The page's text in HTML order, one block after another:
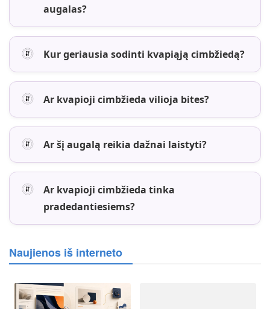
augalas?
Kur geriausia sodinti kvapiąją cimbžiedą?
Ar kvapioji cimbžieda vilioja bites?
Ar šį augalą reikia dažnai laistyti?
Ar kvapioji cimbžieda tinka
pradedantiesiems?
Naujienos iš interneto